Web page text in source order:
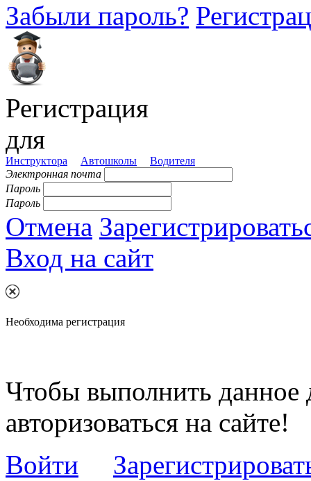
Забыли пароль?
Регистрация
для
Инструктора Автошколы
Водителя
Электронная почта
Пароль
Пароль
Отмена
Вход на сайт
Необходима регистрация
Чтобы выполнить данное
авторизоваться на сайте!
Войти